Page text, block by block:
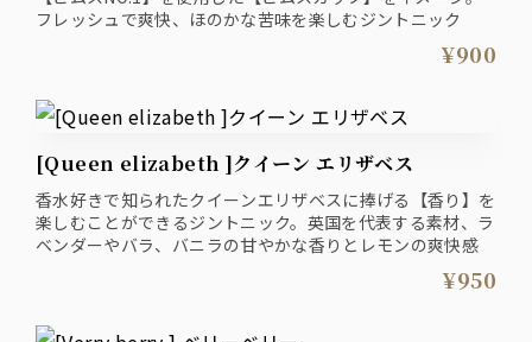
フレッシュで爽快、ほのかな苦味を楽しむジントニック
¥900
[Queen elizabeth ]クイーン エリザベス
香水好きで知られたクイーンエリザベスに捧げる【香り】を
楽しむことができるジントニック。英国を代表する素材、ラ
ベンダーやバラ、バニラの甘やかな香りとレモンの爽快感
¥950